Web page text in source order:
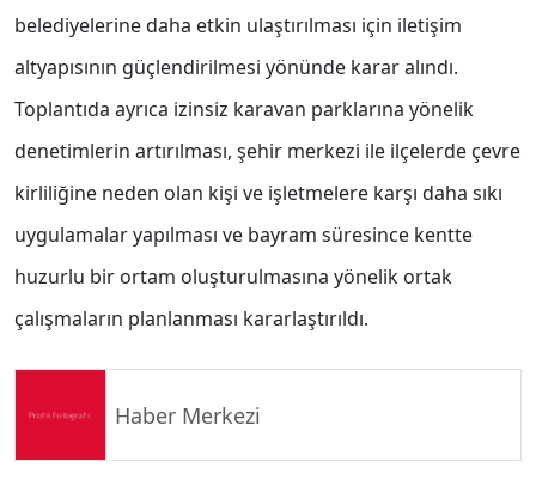
belediyelerine daha etkin ulaştırılması için iletişim
altyapısının güçlendirilmesi yönünde karar alındı.
Toplantıda ayrıca izinsiz karavan parklarına yönelik
denetimlerin artırılması, şehir merkezi ile ilçelerde çevre
kirliliğine neden olan kişi ve işletmelere karşı daha sıkı
uygulamalar yapılması ve bayram süresince kentte
huzurlu bir ortam oluşturulmasına yönelik ortak
çalışmaların planlanması kararlaştırıldı.
Haber Merkezi